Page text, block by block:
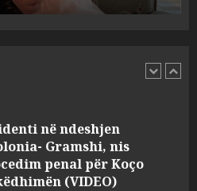
e UKT akuzon
të pajustifikuar
në ndeshjen
Gramshi, nis
penal për Koço
(VIDEO)